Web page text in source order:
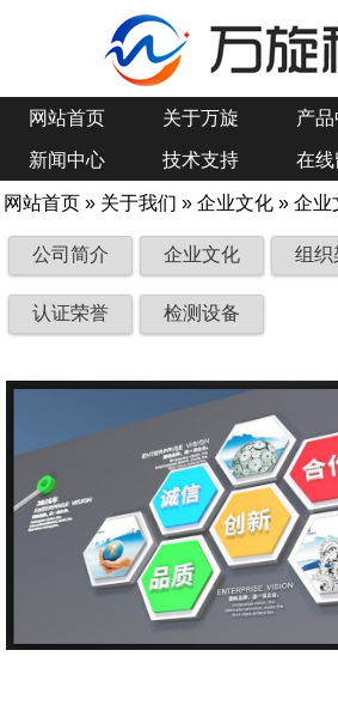
网站首页 关于万旋 产
新闻中心 技术支持 在
网站首页 » 关于我们 » 企业文化 » 企业
公司简介 企业文化 组织
认证荣誉 检测设备